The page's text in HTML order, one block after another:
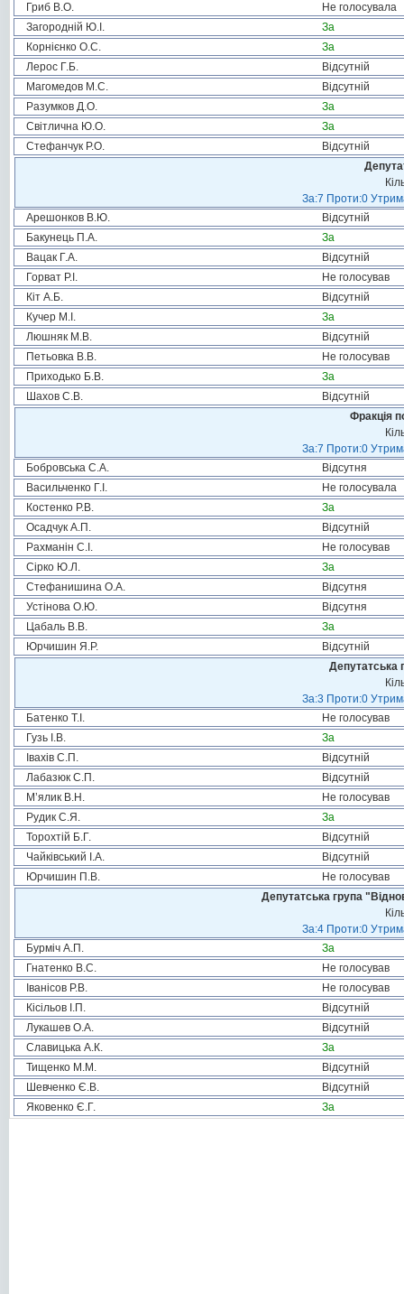
Гриб В.О.
Не голосувала
Загородній Ю.І.
За
Корнієнко О.С.
За
Лерос Г.Б.
Відсутній
Магомедов М.С.
Відсутній
Разумков Д.О.
За
Світлична Ю.О.
За
Стефанчук Р.О.
Відсутній
За:7 Проти:0
Арешонков В.Ю.
Відсутній
Бакунець П.А.
За
Вацак Г.А.
Відсутній
Горват Р.І.
Не голосував
Кіт А.Б.
Відсутній
Кучер М.І.
За
Люшняк М.В.
Відсутній
Петьовка В.В.
Не голосував
Приходько Б.В.
За
Шахов С.В.
Відсутній
Фракція
За:7 Проти:0
Бобровська С.А.
Відсутня
Васильченко Г.І.
Не голосувала
Костенко Р.В.
За
Осадчук А.П.
Відсутній
Рахманін С.І.
Не голосував
Сірко Ю.Л.
За
Стефанишина О.А.
Відсутня
Устінова О.Ю.
Відсутня
Цабаль В.В.
За
Юрчишин Я.Р.
Відсутній
Депутатська
За:3 Проти:0
Батенко Т.І.
Не голосував
Гузь І.В.
За
Івахів С.П.
Відсутній
Лабазюк С.П.
Відсутній
М’ялик В.Н.
Не голосував
Рудик С.Я.
За
Торохтій Б.Г.
Відсутній
Чайківський І.А.
Відсутній
Юрчишин П.В.
Не голосував
Депутатська група
За:4 Проти:0
Бурміч А.П.
За
Гнатенко В.С.
Не голосував
Іванісов Р.В.
Не голосував
Кісільов І.П.
Відсутній
Лукашев О.А.
Відсутній
Славицька А.К.
За
Тищенко М.М.
Відсутній
Шевченко Є.В.
Відсутній
Яковенко Є.Г.
За